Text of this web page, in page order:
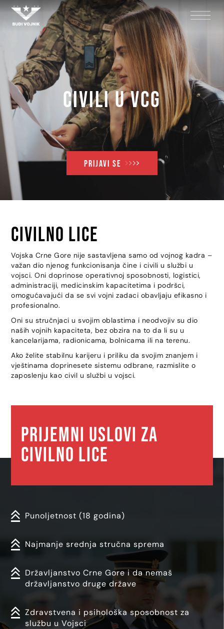
Civili u VCG
PRIJAVI SE
Civilno lice
Vojska Crne Gore nije sastavljena samo od vojnog kadra –
važan dio njenog funkcionisanja čine i civili u službi u
vojsci. Oni doprinose operativnoj sposobnosti, logistici,
administraciji, medicinskim kapacitetima i podršci,
omogućavajući da se svi vojni zadaci obavljaju efikasno i
profesionalno.
Oni su stručnjaci u svojim oblastima i neodvojiv su dio
naših vojnih kapaciteta, bez obzira na to da li su u
kancelarijama, radionicama, bolnicama ili na terenu.
Ako želite stabilnu karijeru i priliku da svojim znanjem i
vještinama doprinesete sistemu odbrane, razmislite o
zaposlenju kao civil u službi u vojsci.
Prijemni uslovi za
civilno lice
Punoljetnost (18 godina)
Najmanje srednja stručna sprema
Državljanstvo Crne Gore i da nemaš
državljanstvo druge države
Zdravstvena i psihološka sposobnost za
službu u Vojsci